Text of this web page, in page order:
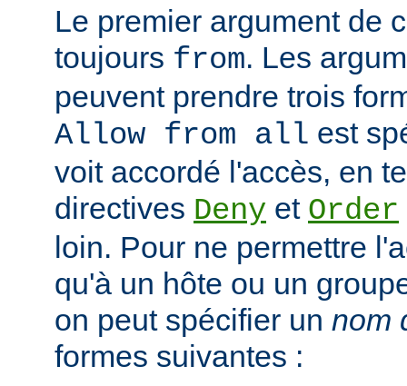
Le premier argument de
toujours from. Les
peuvent prendre trois
Allow from all est
voit accordé l'accès, en
directives Deny et Order
loin. Pour ne permettre
qu'à un hôte ou un
on peut spécifier un nom
formes suivantes :